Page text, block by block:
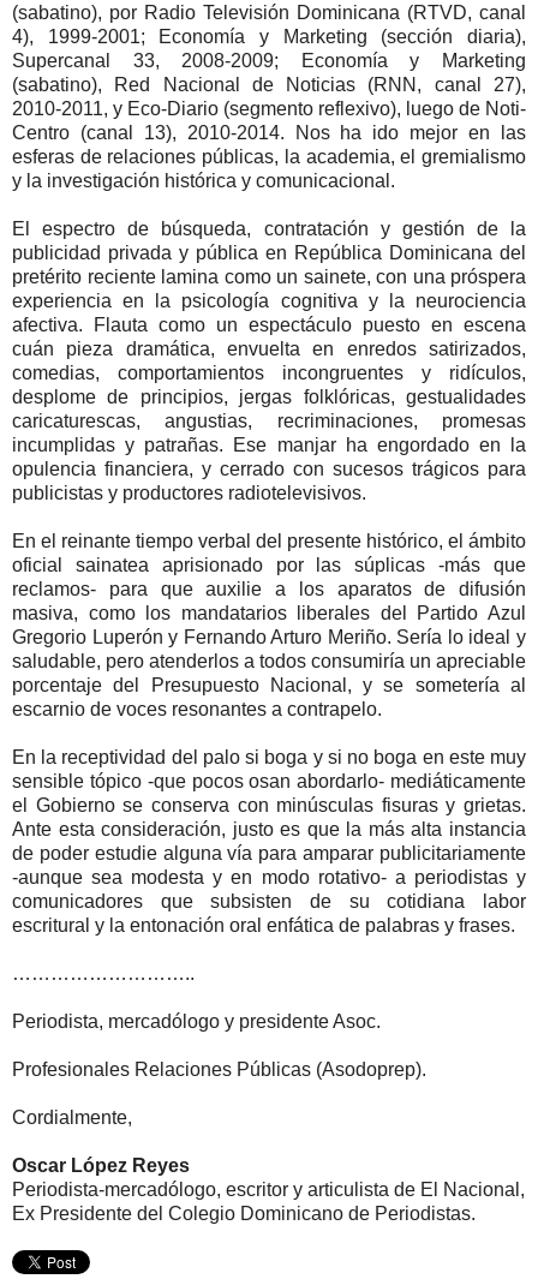
(sabatino), por Radio Televisión Dominicana (RTVD, canal
4), 1999-2001; Economía y Marketing (sección diaria),
Supercanal 33, 2008-2009; Economía y Marketing
(sabatino), Red Nacional de Noticias (RNN, canal 27),
2010-2011, y Eco-Diario (segmento reflexivo), luego de Noti-
Centro (canal 13), 2010-2014. Nos ha ido mejor en las
esferas de relaciones públicas, la academia, el gremialismo
y la investigación histórica y comunicacional.
El espectro de búsqueda, contratación y gestión de la
publicidad privada y pública en República Dominicana del
pretérito reciente lamina como un sainete, con una próspera
experiencia en la psicología cognitiva y la neurociencia
afectiva. Flauta como un espectáculo puesto en escena
cuán pieza dramática, envuelta en enredos satirizados,
comedias, comportamientos incongruentes y ridículos,
desplome de principios, jergas folklóricas, gestualidades
caricaturescas, angustias, recriminaciones, promesas
incumplidas y patrañas. Ese manjar ha engordado en la
opulencia financiera, y cerrado con sucesos trágicos para
publicistas y productores radiotelevisivos.
En el reinante tiempo verbal del presente histórico, el ámbito
oficial sainatea aprisionado por las súplicas -más que
reclamos- para que auxilie a los aparatos de difusión
masiva, como los mandatarios liberales del Partido Azul
Gregorio Luperón y Fernando Arturo Meriño. Sería lo ideal y
saludable, pero atenderlos a todos consumiría un apreciable
porcentaje del Presupuesto Nacional, y se sometería al
escarnio de voces resonantes a contrapelo.
En la receptividad del palo si boga y si no boga en este muy
sensible tópico -que pocos osan abordarlo- mediáticamente
el Gobierno se conserva con minúsculas fisuras y grietas.
Ante esta consideración, justo es que la más alta instancia
de poder estudie alguna vía para amparar publicitariamente
-aunque sea modesta y en modo rotativo- a periodistas y
comunicadores que subsisten de su cotidiana labor
escritural y la entonación oral enfática de palabras y frases.
………………………..
Periodista, mercadólogo y presidente Asoc.
Profesionales Relaciones Públicas (Asodoprep).
Cordialmente,
Oscar López Reyes
Periodista-mercadólogo, escritor y articulista de El Nacional,
Ex Presidente del Colegio Dominicano de Periodistas.